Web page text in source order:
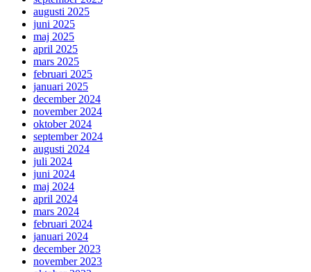
augusti 2025
juni 2025
maj 2025
april 2025
mars 2025
februari 2025
januari 2025
december 2024
november 2024
oktober 2024
september 2024
augusti 2024
juli 2024
juni 2024
maj 2024
april 2024
mars 2024
februari 2024
januari 2024
december 2023
november 2023